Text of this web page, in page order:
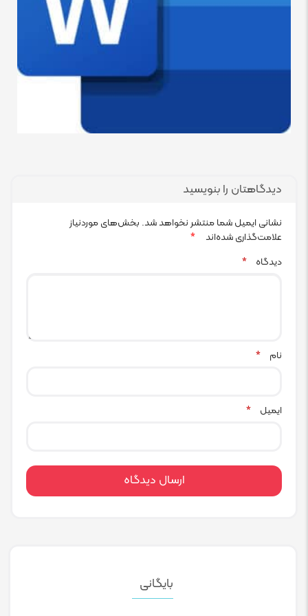
دیدگاهتان را بنویسید
نشانی ایمیل شما منتشر نخواهد شد. بخش‌های موردنیاز
علامت‌گذاری شده‌اند
*
دیدگاه
*
نام *
ایمیل *
بایگانی